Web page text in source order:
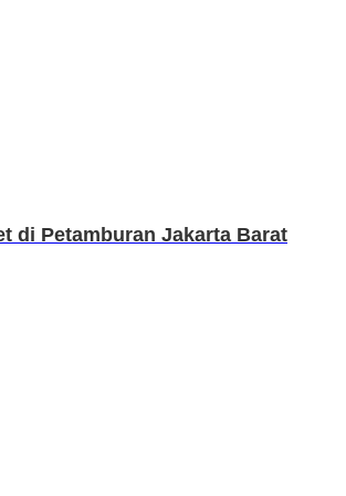
di Petamburan Jakarta Barat